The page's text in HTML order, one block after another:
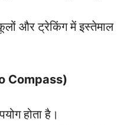
और ट्रेकिंग में इस्तेमाल
Compass)
होता है।